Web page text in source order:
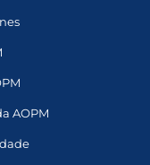
AOPM